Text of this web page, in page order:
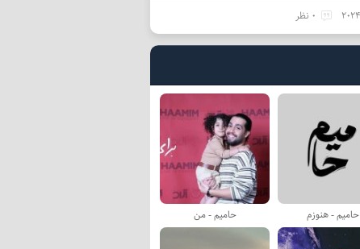
0 نظر
حامیم - هنوزم حامیم - من